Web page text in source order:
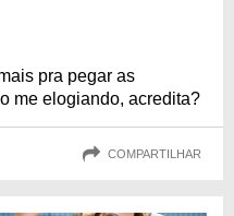
pra pegar as
me elogiando, acredita?
COMPARTILHAR